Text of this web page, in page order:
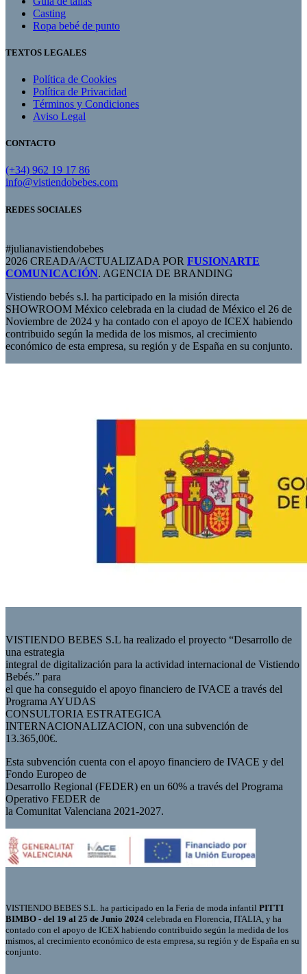
Casting
Ropa bebé de punto
TEXTOS LEGALES
Política de Cookies
Política de Privacidad
Términos y Condiciones
Aviso Legal
CONTACTO
(+34) 962 19 17 86
info@vistiendobebes.com
REDES SOCIALES
#julianavistiendobebes
2026 CREADA/ACTUALIZADA POR FUSIONARTE
COMUNICACIÓN. AGENCIA DE BRANDING
Vistiendo bebés s.l. ha participado en la misión directa
SHOWROOM México celebrada en la ciudad de México el 26 de
Noviembre de 2024 y ha contado con el apoyo de ICEX habiendo
contribuido según la medida de los mismos, al crecimiento
económico de esta empresa, su región y de España en su conjunto.
VISTIENDO BEBES S.L ha realizado el proyecto “Desarrollo de
una estrategia
integral de digitalización para la actividad internacional de Vistiendo
Bebés.” para
el que ha conseguido el apoyo financiero de IVACE a través del
Programa AYUDAS
CONSULTORIA ESTRATEGICA
INTERNACIONALIZACION, con una subvención de
13.365,00€.
Esta subvención cuenta con el apoyo financiero de IVACE y del
Fondo Europeo de
Desarrollo Regional (FEDER) en un 60% a través del Programa
Operativo FEDER de
la Comunitat Valenciana 2021-2027.
VISTIENDO BEBES S.L. ha participado en la Feria de moda infantil PITTI
BIMBO - del 19 al 25 de Junio 2024 celebrada en Florencia, ITALIA, y ha
contado con el apoyo de ICEX habiendo contribuido según la medida de los
mismos, al crecimiento económico de esta empresa, su región y de España en su
conjunto.